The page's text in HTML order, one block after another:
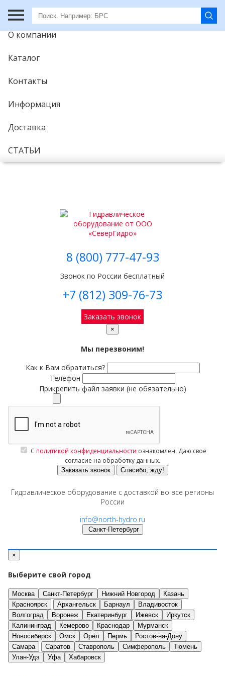
Главная
О компании
Каталог
Контакты
Информация
Доставка
СТАТЬИ
8 (800) 777-47-93
Звонок по России бесплатный
+7 (812) 309-76-73
Заказать звонок
×
Мы перезвоним!
Как к Вам обратиться?
Телефон
Прикрепить файл заявки (не обязательно)
С политикой конфиденциальности ознакомлен. Даю своё
согласие на обработку данных.
Заказать звонок Спасибо, жду!
Гидравлическое оборудование с доставкой во все регионы
России
info@north-hydro.ru
Санкт-Петербург
×
Выберите свой город
Москва Санкт-Петербург Нижний Новгород
Казань
Красноярск
Архангельск Барнаул
Владивосток
Волгоград
Воронеж Екатеринбург Ижевск
Иркутск
Калининград
Кемерово Краснодар
Мурманск
Новосибирск
Омск Орёл Пермь
Ростов-на-Дону
Самара
Саратов Ставрополь Симферополь
Тюмень
Улан-Удэ
Уфа Хабаровск